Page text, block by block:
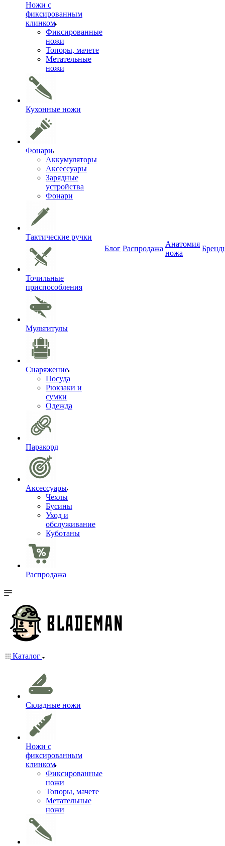
Ножи с
фиксированным
клинком
Фиксированные
ножи
Топоры, мачете
Метательные
ножи
Кухонные ножи
Фонари
Аккумуляторы
Аксессуары
Зарядные
устройства
Фонари
Тактические ручки
Точильные
приспособления
Мультитулы
Снаряжение
Посуда
Рюкзаки и
сумки
Одежда
Паракорд
Аксессуары
Чехлы
Бусины
Уход и
обслуживание
Куботаны
Распродажа
Блог Распродажа
Анатомия
ножа
Каталог
Складные ножи
Ножи с
фиксированным
клинком
Фиксированные
ножи
Топоры, мачете
Метательные
ножи